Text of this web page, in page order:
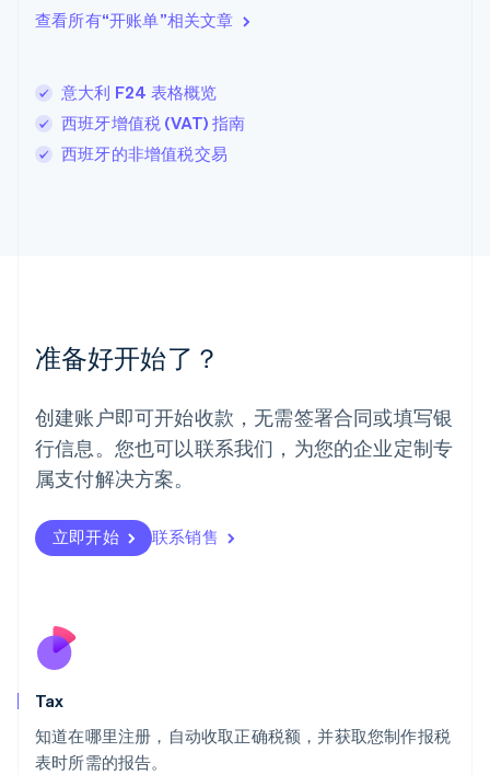
查看所有“开账单”相关文章
意大利 F24 表格概览
西班牙增值税 (VAT) 指南
西班牙的非增值税交易
准备好开始了？
创建账户即可开始收款，无需签署合同或填写银
行信息。您也可以联系我们，为您的企业定制专
属支付解决方案。
立即开始 联系销售
Tax
知道在哪里注册，自动收取正确税额，并获取您制作报税
表时所需的报告。
立陶宛
DeutschEnglish
卢森堡
FrançaisDeutsch English
罗马尼亚
墨西哥
EspañolEnglish
English
葡萄牙
PortuguêsEnglish
日本
瑞典
Svenska English
瑞士
English
斯洛伐克
泰国
ไทยEnglish